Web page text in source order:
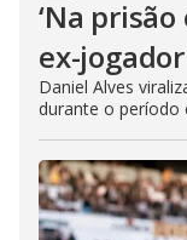
‘Na
ex-
Daniel Alves
durante o período